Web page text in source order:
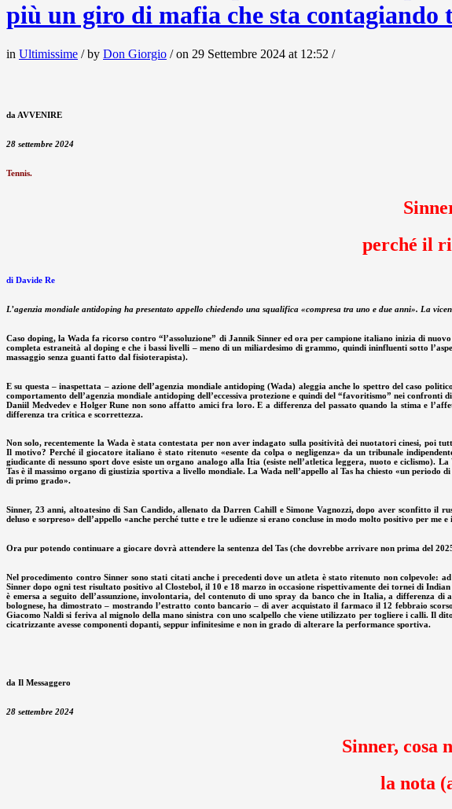
più un giro di mafia che sta contagiando
in Ultimissime / by Don Giorgio / on 29 Settembre 2024 at 12:52 /
da AVVENIRE
28 settembre 2024
Tennis.
perché il
di Davide Re
L’agenzia mondiale antidoping ha presentato appello chiedendo una squalifica «compresa tra uno e due anni». La
Caso doping, la Wada fa ricorso contro “l’assoluzione” di Jannik Sinner ed ora per campione italiano inizia di
completa estraneità al doping e che i bassi livelli – meno di un miliardesimo di grammo, quindi ininfluenti sotto
massaggio senza guanti fatto dal fisioterapista).
E su questa – inaspettata – azione dell’agenzia mondiale antidoping (Wada) aleggia anche lo spettro del caso
comportamento dell’agenzia mondiale antidoping dell’eccessiva protezione e quindi del “favoritismo” nei
Daniil Medvedev e Holger Rune non sono affatto amici fra loro. E a differenza del passato quando la stima e
differenza tra critica e scorrettezza.
Non solo, recentemente la Wada è stata contestata per non aver indagato sulla positività dei nuotatori cinesi, poi
Il motivo? Perché il giocatore italiano è stato ritenuto «esente da colpa o negligenza» da un tribunale
giudicante di nessuno sport dove esiste un organo analogo alla Itia (esiste nell’atletica leggera, nuoto e ciclismo).
Tas è il massimo organo di giustizia sportiva a livello mondiale. La Wada nell’appello al Tas ha chiesto «un
di primo grado».
Sinner, 23 anni, altoatesino di San Candido, allenato da Darren Cahill e Simone Vagnozzi, dopo aver sconfitto il
deluso e sorpreso» dell’appello «anche perché tutte e tre le udienze si erano concluse in modo molto positivo per
Ora pur potendo continuare a giocare dovrà attendere la sentenza del Tas (che dovrebbe arrivare non prima del
Nel procedimento contro Sinner sono stati citati anche i precedenti dove un atleta è stato ritenuto non colpevole:
Sinner dopo ogni test risultato positivo al Clostebol, il 10 e 18 marzo in occasione rispettivamente dei tornei di
è emersa a seguito dell’assunzione, involontaria, del contenuto di uno spray da banco che in Italia, a
bolognese, ha dimostrato – mostrando l’estratto conto bancario – di aver acquistato il farmaco il 12 febbraio
Giacomo Naldi si feriva al mignolo della mano sinistra con uno scalpello che viene utilizzato per togliere i calli. Il
cicatrizzante avesse componenti dopanti, seppur infinitesime e non in grado di alterare la performance sportiva.
da Il Messaggero
28 settembre 2024
Sinner, cosa
la nota